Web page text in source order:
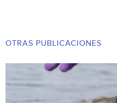
OTRAS PUBLICACIONES